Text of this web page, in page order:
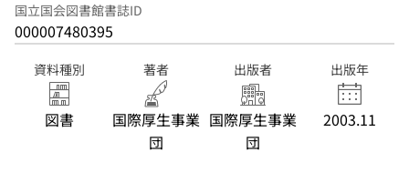
国立国会図書館書誌ID
000007480395
資料種別
図書
著者
国際厚生事業
団
出版者
国際厚生事業
団
出版年
2003.11